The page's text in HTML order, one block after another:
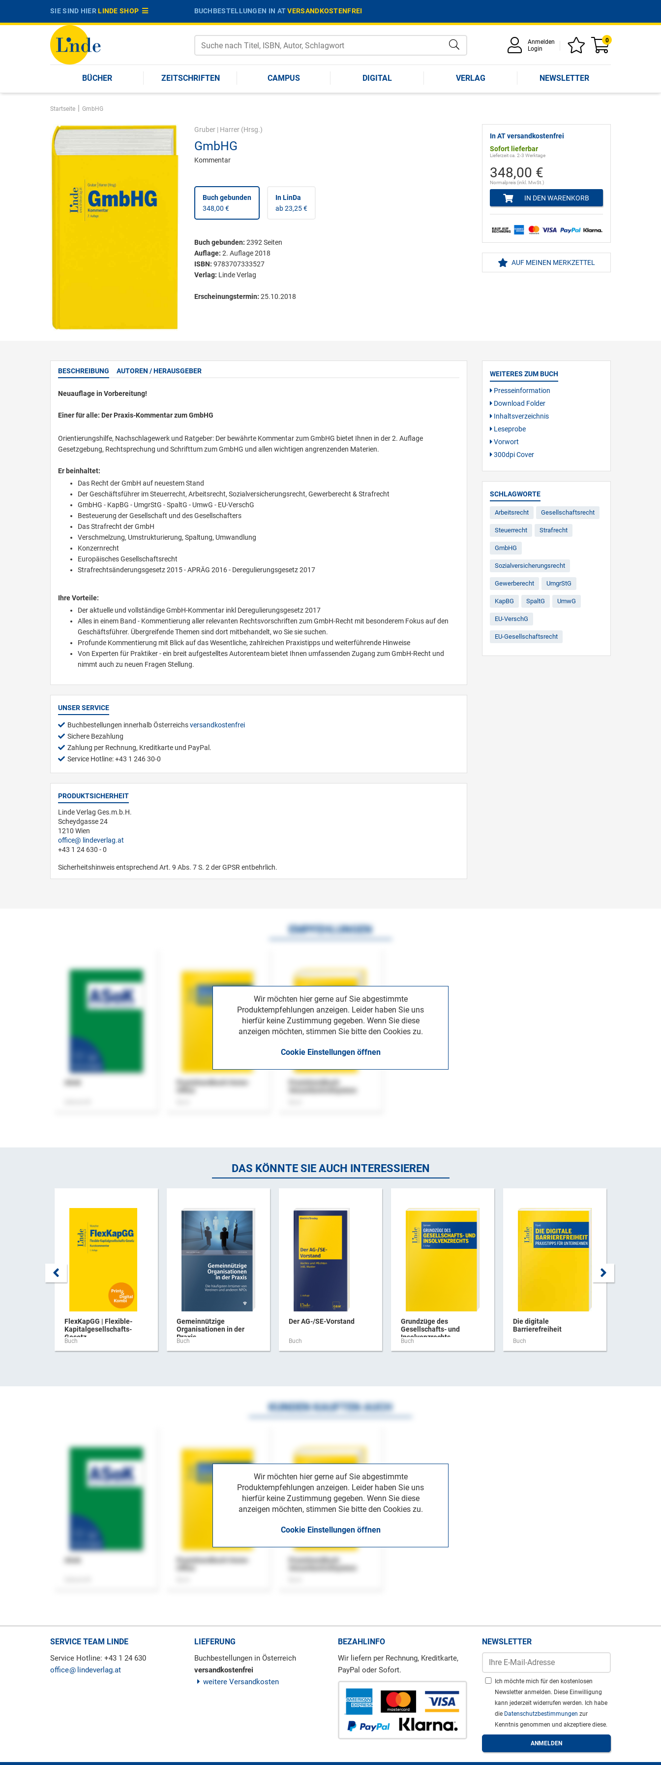
SIE SIND HIERLINDE SHOP BUCHBESTELLUNGEN IN ATVERSANDKOSTENFREI
Anmelden
Login
0
BÜCHER ZEITSCHRIFTEN CAMPUS DIGITAL VERLAG NEWSLETTER
Startseite | GmbHG
Gruber| Harrer(Hrsg.)
GmbHG
Kommentar
Buch gebunden
348,00 €
In LinDa
ab 23,25 €
Buch gebunden: 2392 Seiten
Auflage: 2. Auflage 2018
ISBN: 9783707333527
Verlag: Linde Verlag
Erscheinungstermin: 25.10.2018
In AT versandkostenfrei
Sofort lieferbar
Lieferzeit ca. 2-3 Werktage
348,00 €
Normalpreis (inkl. MwSt.)
IN DEN WARENKORB
AUF MEINEN MERKZETTEL
BESCHREIBUNG AUTOREN / HERAUSGEBER
Neuauflage in Vorbereitung!
Einer für alle: Der Praxis-Kommentar zum GmbHG
Orientierungshilfe, Nachschlagewerk und Ratgeber: Der bewährte Kommentar zum GmbHG bietet Ihnen in der 2. Auflage
Gesetzgebung, Rechtsprechung und Schrifttum zum GmbHG und allen wichtigen angrenzenden Materien.
Er beinhaltet:
Das Recht der GmbH auf neuestem Stand
Der Geschäftsführer im Steuerrecht, Arbeitsrecht, Sozialversicherungsrecht, Gewerberecht & Strafrecht
GmbHG - KapBG - UmgrStG - SpaltG - UmwG - EU-VerschG
Besteuerung der Gesellschaft und des Gesellschafters
Das Strafrecht der GmbH
Verschmelzung, Umstrukturierung, Spaltung, Umwandlung
Konzernrecht
Europäisches Gesellschaftsrecht
Strafrechtsänderungsgesetz 2015 - APRÄG 2016 - Deregulierungsgesetz 2017
Ihre Vorteile:
Der aktuelle und vollständige GmbH-Kommentar inkl Deregulierungsgesetz 2017
Alles in einem Band - Kommentierung aller relevanten Rechtsvorschriften zum GmbH-Recht mit besonderem Fokus auf den
Geschäftsführer. Übergreifende Themen sind dort mitbehandelt, wo Sie sie suchen.
Profunde Kommentierung mit Blick auf das Wesentliche, zahlreichen Praxistipps und weiterführende Hinweise
Von Experten für Praktiker - ein breit aufgestelltes Autorenteam bietet Ihnen umfassenden Zugang zum GmbH-Recht und
nimmt auch zu neuen Fragen Stellung.
UNSER SERVICE
Buchbestellungen innerhalb Österreichsversandkostenfrei
Sichere Bezahlung
Zahlung per Rechnung, Kreditkarte und PayPal.
Service Hotline: +43 1 246 30-0
PRODUKTSICHERHEIT
Linde Verlag Ges.m.b.H.
Scheydgasse 24
1210 Wien
office
lindeverlag.at
+43 1 24 630 - 0
Sicherheitshinweis entsprechend Art. 9 Abs. 7 S. 2 der GPSR entbehrlich.
WEITERES ZUM BUCH
Presseinformation
Download Folder
Inhaltsverzeichnis
Leseprobe
Vorwort
300dpi Cover
SCHLAGWORTE
Arbeitsrecht Gesellschaftsrecht
Steuerrecht Strafrecht
GmbHG
Sozialversicherungsrecht
Gewerberecht UmgrStG
KapBG SpaltG UmwG
EU-VerschG
EU-Gesellschaftsrecht
Wir möchten hier gerne auf Sie abgestimmte
Produktempfehlungen anzeigen. Leider haben Sie uns
hierfür keine Zustimmung gegeben. Wenn Sie diese
anzeigen möchten, stimmen Sie bitte den Cookies zu.
Cookie Einstellungen öffnen
EMPFEHLUNGEN
ASok
Praxishandbuch Home-
Praxishandbuch
Steuerkontrollsystem
DAS KÖNNTE SIE AUCH INTERESSIEREN
FlexKapGG | Flexible-
Kapitalgesellschafts-
Gesetz ...
Buch
Gemeinnützige
Organisationen in der
Praxis
Buch
Der AG-/SE-Vorstand
Buch
Grundzüge des
Gesellschafts- und
Insolvenzrechts
Buch
Die digitale
Barrierefreiheit
Buch
Wir möchten hier gerne auf Sie abgestimmte
Produktempfehlungen anzeigen. Leider haben Sie uns
hierfür keine Zustimmung gegeben. Wenn Sie diese
anzeigen möchten, stimmen Sie bitte den Cookies zu.
Cookie Einstellungen öffnen
KUNDEN KAUFTEN AUCH
ASok
Praxishandbuch Home-
Praxishandbuch
Steuerkontrollsystem
SERVICE TEAM LINDE
Service Hotline: +43 1 24 630
office
lindeverlag.at
LIEFERUNG
Buchbestellungen in Österreich
versandkostenfrei
weitere Versandkosten
BEZAHLINFO
Wir liefern per Rechnung, Kreditkarte,
PayPal oder Sofort.
NEWSLETTER
Ich möchte mich für den kostenlosen
Newsletter anmelden. Diese Einwilligung
kann jederzeit widerrufen werden. Ich habe
die Datenschutzbestimmungen zur
Kenntnis genommen und akzeptiere diese.